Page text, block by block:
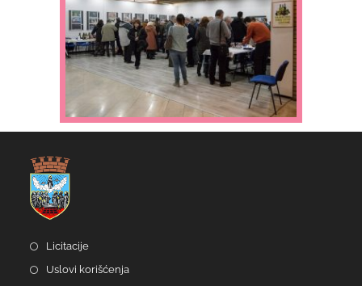
Licitacije
Uslovi korišćenja